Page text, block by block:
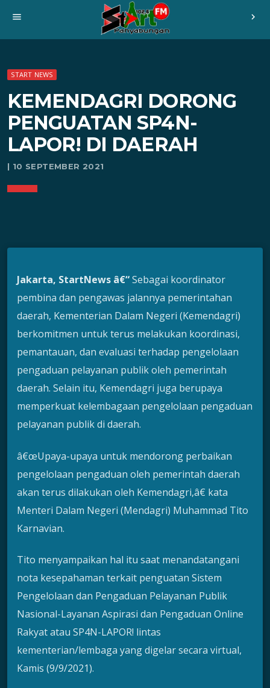
menu chevron_right
START NEWS
KEMENDAGRI DORONG
PENGUATAN SP4N-
LAPOR! DI DAERAH
| 10 SEPTEMBER 2021
Jakarta, StartNews â€“Sebagai koordinator
pembina dan pengawas jalannya pemerintahan
daerah, Kementerian Dalam Negeri (Kemendagri)
berkomitmen untuk terus melakukan koordinasi,
pemantauan, dan evaluasi terhadap pengelolaan
pengaduan pelayanan publik oleh pemerintah
daerah. Selain itu, Kemendagri juga berupaya
memperkuat kelembagaan pengelolaan pengaduan
pelayanan publik di daerah.
â€œUpaya-upaya untuk mendorong perbaikan
pengelolaan pengaduan oleh pemerintah daerah
akan terus dilakukan oleh Kemendagri,â€ kata
Menteri Dalam Negeri (Mendagri) Muhammad Tito
Karnavian.
Tito menyampaikan hal itu saat menandatangani
nota kesepahaman terkait penguatan Sistem
Pengelolaan dan Pengaduan Pelayanan Publik
Nasional-Layanan Aspirasi dan Pengaduan Online
Rakyat atau SP4N-LAPOR! lintas
kementerian/lembaga yang digelar secara virtual,
Kamis (9/9/2021).